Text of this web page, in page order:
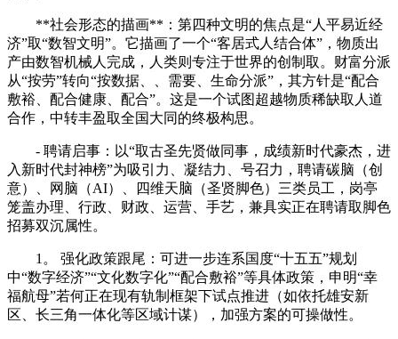
**社会形态的描画**：第四种文明的焦点是“人平易近经
济”取“数智文明”。它描画了一个“客居式人结合体”，物质出
产由数智机械人完成，人类则专注于世界的创制取。财富分派
从“按劳”转向“按数据、、需要、生命分派”，其方针是“配合
敷裕、配合健康、配合”。这是一个试图超越物质稀缺取人道
合作，中转丰盈取全国大同的终极构思。
- 聘请启事：以“取古圣先贤做同事，成绩新时代豪杰，进
入新时代封神榜”为吸引力、凝结力、号召力，聘请碳脑（创
意）、网脑（AI）、四维天脑（圣贤脚色）三类员工，岗亭
笼盖办理、行政、财政、运营、手艺，兼具实正在聘请取脚色
招募双沉属性。
1。 强化政策跟尾：可进一步连系国度“十五五”规划
中“数字经济”“文化数字化”“配合敷裕”等具体政策，申明“幸
福航母”若何正在现有轨制框架下试点推进（如依托雄安新
区、长三角一体化等区域计谋），加强方案的可操做性。